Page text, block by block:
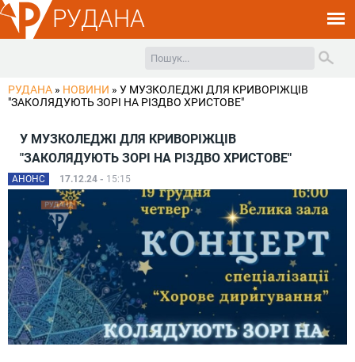
РУДАНА
РУДАНА » НОВИНИ » У МУЗКОЛЕДЖІ ДЛЯ КРИВОРІЖЦІВ
"ЗАКОЛЯДУЮТЬ ЗОРІ НА РІЗДВО ХРИСТОВЕ"
У МУЗКОЛЕДЖІ ДЛЯ КРИВОРІЖЦІВ
"ЗАКОЛЯДУЮТЬ ЗОРІ НА РІЗДВО ХРИСТОВЕ"
АНОНС 17.12.24 - 15:15